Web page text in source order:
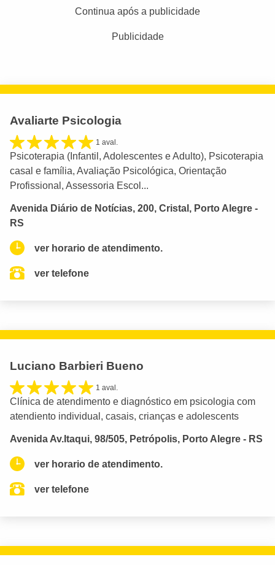
Continua após a publicidade
Publicidade
Avaliarte Psicologia
1 aval.
Psicoterapia (Infantil, Adolescentes e Adulto), Psicoterapia
casal e família, Avaliação Psicológica, Orientação
Profissional, Assessoria Escol...
Avenida Diário de Notícias, 200, Cristal, Porto Alegre -
RS
ver horario de atendimento.
ver telefone
Luciano Barbieri Bueno
1 aval.
Clínica de atendimento e diagnóstico em psicologia com
atendiento individual, casais, crianças e adolescents
Avenida Av.Itaqui, 98/505, Petrópolis, Porto Alegre - RS
ver horario de atendimento.
ver telefone